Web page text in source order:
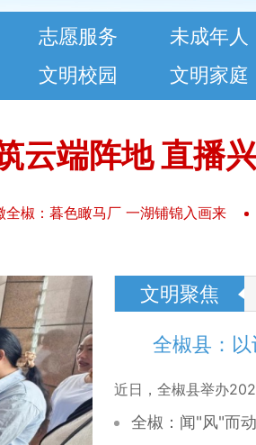
志愿服务
文明校园
未成年人
文明家庭
云端阵地 直播
全椒：暮色瞰马厂 一湖铺锦入画来
文明聚焦
全椒县：
近日，全椒县举办
全椒：闻"风"而